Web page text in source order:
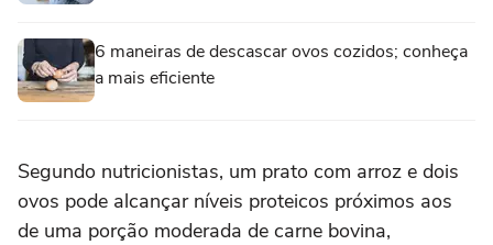
6 maneiras de descascar ovos cozidos; conheça
a mais eficiente
Segundo nutricionistas, um prato com arroz e dois
ovos pode alcançar níveis proteicos próximos aos
de uma porção moderada de carne bovina,